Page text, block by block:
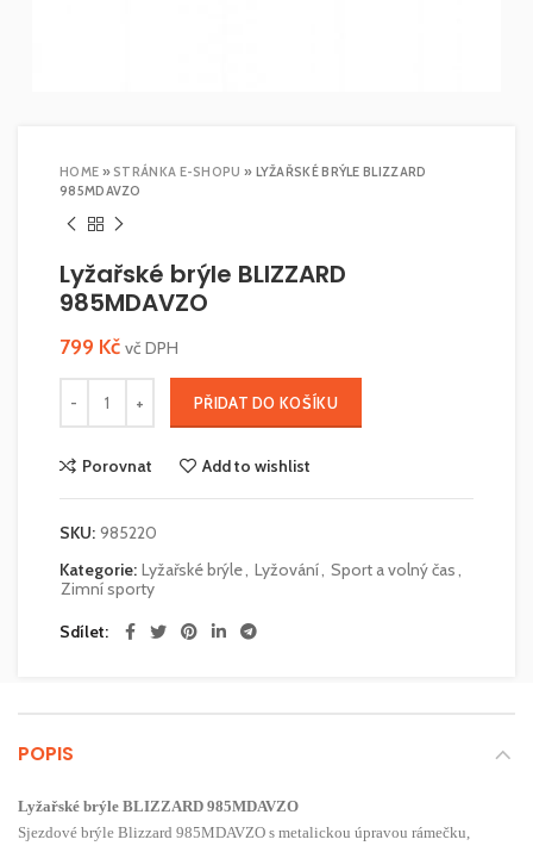
HOME » STRÁNKA E-SHOPU » LYŽAŘSKÉ BRÝLE BLIZZARD
985MDAVZO
Lyžařské brýle BLIZZARD
985MDAVZO
799 Kč vč DPH
PŘIDAT DO KOŠÍKU
Porovnat Add to wishlist
SKU: 985220
Kategorie: Lyžařské brýle, Lyžování, Sport a volný čas,
Zimní sporty
Sdílet
POPIS
Lyžařské brýle BLIZZARD 985MDAVZO
Sjezdové brýle Blizzard 985MDAVZO s metalickou úpravou rámečku,